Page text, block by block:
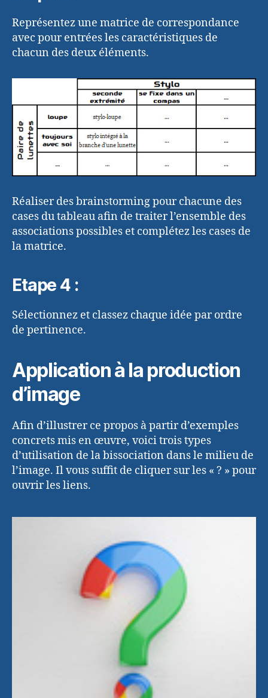
Représentez une matrice de correspondance
avec pour entrées les caractéristiques de
chacun des deux éléments.
Réaliser des brainstorming pour chacune des
cases du tableau afin de traiter l’ensemble des
associations possibles et complétez les cases de
la matrice.
Etape 4 :
Sélectionnez et classez chaque idée par ordre
de pertinence.
Application à la production
d’image
Afin d’illustrer ce propos à partir d’exemples
concrets mis en œuvre, voici trois types
d’utilisation de la bissociation dans le milieu de
l’image. Il vous suffit de cliquer sur les « ? » pour
ouvrir les liens.